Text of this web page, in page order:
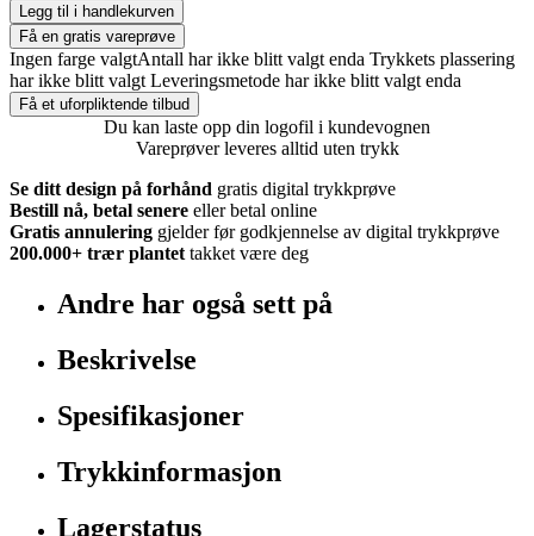
Legg til i handlekurven
Få en gratis vareprøve
Ingen farge valgtAntall har ikke blitt valgt enda Trykkets plassering
har ikke blitt valgt Leveringsmetode har ikke blitt valgt enda
Få et uforpliktende tilbud
Du kan laste opp din logofil i kundevognen
Vareprøver leveres alltid uten trykk
Se ditt design på forhånd gratis digital trykkprøve
Bestill nå, betal senere eller betal online
Gratis annulering gjelder før godkjennelse av digital trykkprøve
200.000+ trær plantet takket være deg
Andre har også sett på
Beskrivelse
Spesifikasjoner
Trykkinformasjon
Lagerstatus